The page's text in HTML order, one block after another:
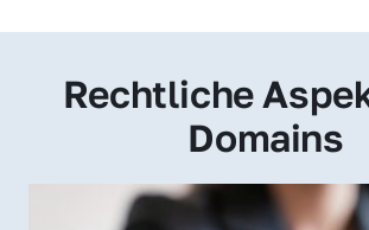
Rechtliche
Domains